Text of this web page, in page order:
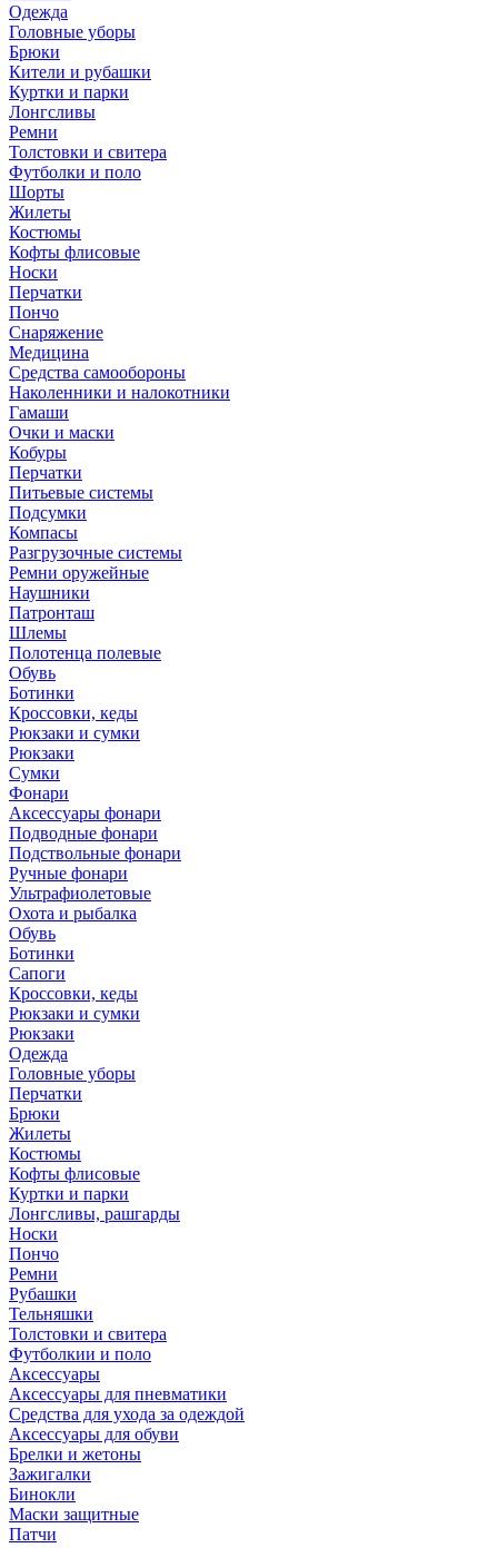
Одежда
Головные уборы
Брюки
Кители и рубашки
Куртки и парки
Лонгсливы
Ремни
Толстовки и свитера
Футболки и поло
Шорты
Жилеты
Костюмы
Кофты флисовые
Носки
Перчатки
Пончо
Снаряжение
Медицина
Средства самообороны
Наколенники и налокотники
Гамаши
Очки и маски
Кобуры
Перчатки
Питьевые системы
Подсумки
Компасы
Разгрузочные системы
Ремни оружейные
Наушники
Патронташ
Шлемы
Полотенца полевые
Обувь
Ботинки
Кроссовки, кеды
Рюкзаки и сумки
Рюкзаки
Сумки
Фонари
Аксессуары фонари
Подводные фонари
Подствольные фонари
Ручные фонари
Ультрафиолетовые
Охота и рыбалка
Обувь
Ботинки
Сапоги
Кроссовки, кеды
Рюкзаки и сумки
Рюкзаки
Одежда
Головные уборы
Перчатки
Брюки
Жилеты
Костюмы
Кофты флисовые
Куртки и парки
Лонгсливы, рашгарды
Носки
Пончо
Ремни
Рубашки
Тельняшки
Толстовки и свитера
Футболкии и поло
Аксессуары
Аксессуары для пневматики
Средства для ухода за одеждой
Аксессуары для обуви
Брелки и жетоны
Зажигалки
Бинокли
Маски защитные
Патчи